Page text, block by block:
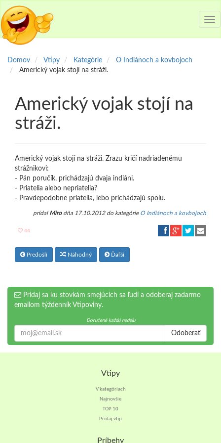
Domov Vtipy Kategórie
O Indiánoch a kovbojoch
Americký vojak stojí na stráži.
Americký vojak stojí na
stráži.
Americký vojak stojí na stráži. Zrazu kričí nadriadenému
strážnikovi:
- Pán poručík, prichádzajú dvaja indiáni.
- Priatelia alebo nepriatelia?
- Pravdepodobne priatelia, lebo prichádzajú spolu.
pridal Mirodňa 17.10.2012 do kategórie O Indiánoch a kovbojoch
44
Predošlí Náhodný Ďaľší
Pridaj sa ku stovkám smejúcich sa ľudí a odoberaj zadarmo
emailom týždenník Vtipoviny.
Doručené každú nedeľu
Odoberať
Vtipy
V kategóriach
Najnovšie
TOP 10
Pridaj vtip
Príbehy